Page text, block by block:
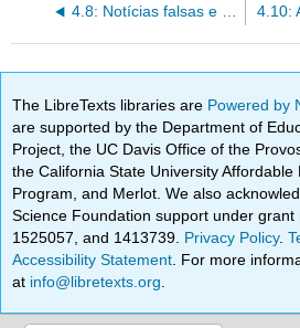
4.8: Notícias falsas e manipulação de encargos
The LibreTexts libraries are Powered by
are supported by the Department of
Project, the UC Davis Office of the
the California State University Affordable
Program, and Merlot. We also
Science Foundation support under grant
1525057, and 1413739. Privacy Policy.
Accessibility Statement . For more
at info@libretexts.org